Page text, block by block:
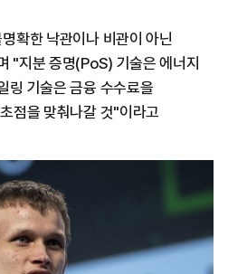
확한 낙관이나 비관이 아닌
"지분 증명(PoS) 기술은 에너지
링 기술은 금융 수수료을
점을 맞춰나갈 것"이라고